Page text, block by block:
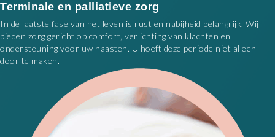
Terminale en palliatieve zorg
In de laatste fase van het leven is rust en nabijheid belangrijk. Wij
bieden zorg gericht op comfort, verlichting van klachten en
ondersteuning voor uw naasten. U hoeft deze periode niet alleen
door te maken.